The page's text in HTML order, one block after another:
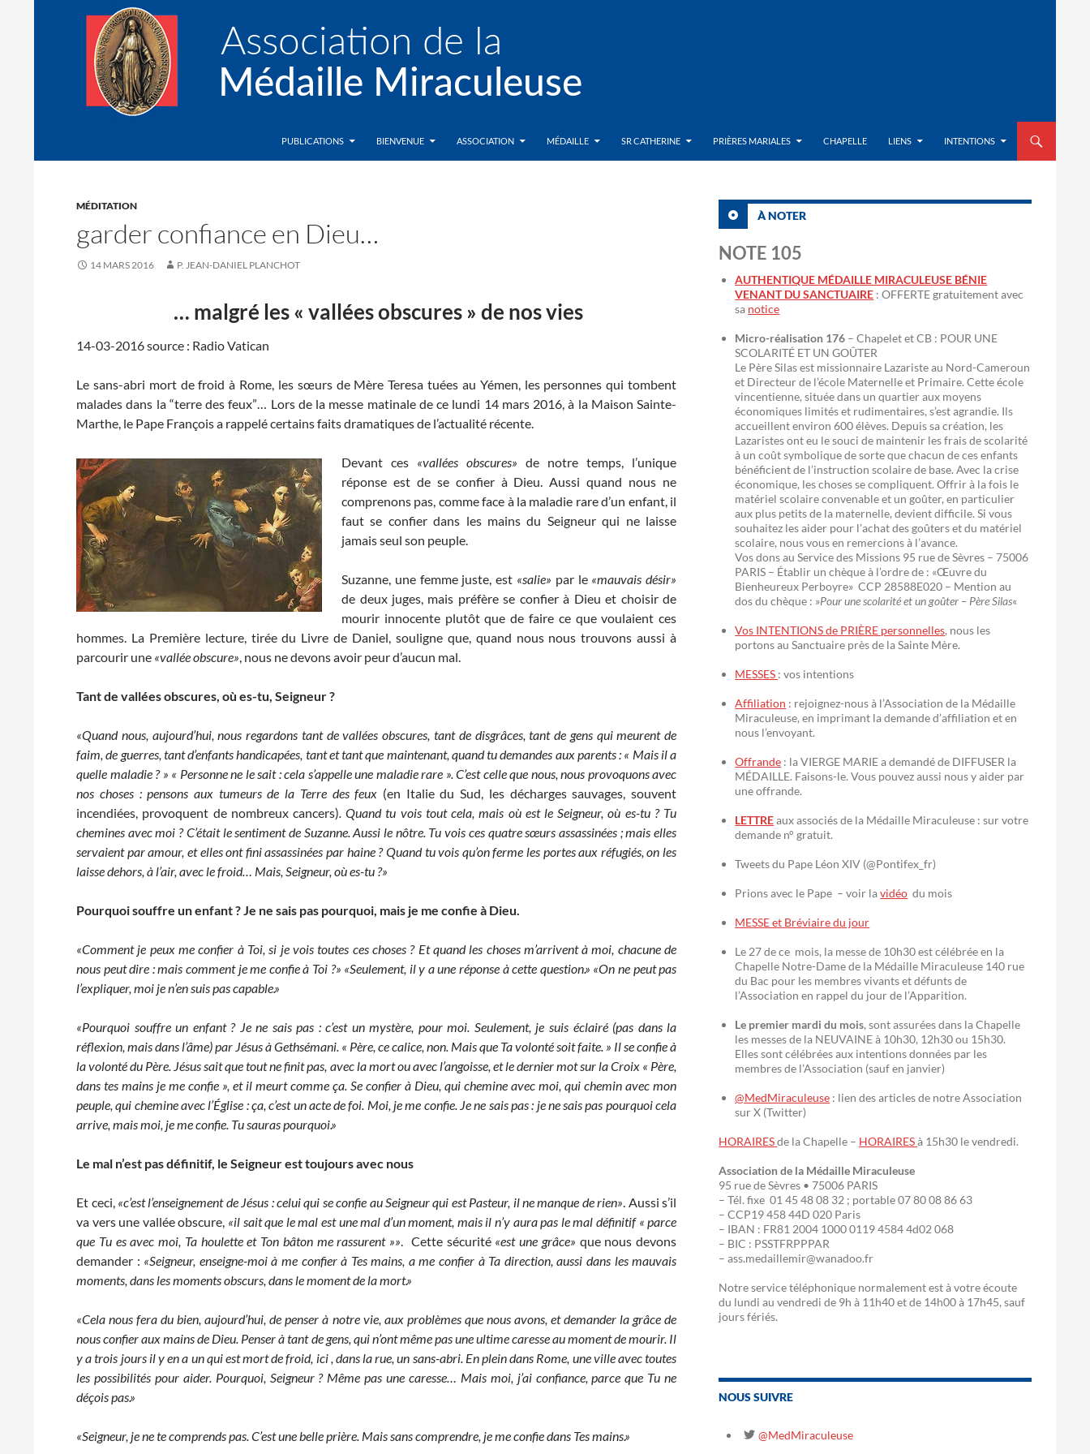
Association de la Médaille MiraculeusePUBLICATIONS
BIENVENUE ASSOCIATION MÉDAILLE SR CATHERINE PRIÈRES MARIALES CHAPELLE LIENS INTENTIONS
MÉDITATION
garder confiance en Dieu…
14 MARS 2016 P. JEAN-DANIEL PLANCHOT
… malgré les « vallées obscures » de nos vies
14-03-2016 source : Radio Vatican
Le sans-abri mort de froid à Rome, les sœurs de Mère Teresa tuées au Yémen, les personnes qui tombent
malades dans la “terre des feux”… Lors de la messe matinale de ce lundi 14 mars 2016, à la Maison Sainte-
Marthe, le Pape François a rappelé certains faits dramatiques de l’actualité récente.
Devant ces «vallées obscures»de notre temps, l’unique
réponse est de se confier à Dieu. Aussi quand nous ne
comprenons pas, comme face à la maladie rare d’un enfant, il
faut se confier dans les mains du Seigneur qui ne laisse
jamais seul son peuple.
Suzanne, une femme juste, est «salie» par le «mauvais désir»
de deux juges, mais préfère se confier à Dieu et choisir de
mourir innocente plutôt que de faire ce que voulaient ces
hommes. La Première lecture, tirée du Livre de Daniel, souligne que, quand nous nous trouvons aussi à
parcourir une «vallée obscure», nous ne devons avoir peur d’aucun mal.
Tant de vallées obscures, où es-tu, Seigneur ?
«Quand nous, aujourd’hui, nous regardons tant de vallées obscures, tant de disgrâces, tant de gens qui meurent de
faim, de guerres, tant d’enfants handicapées, tant et tant que maintenant, quand tu demandes aux parents : « Mais il a
quelle maladie ? » « Personne ne le sait : cela s’appelle une maladie rare ». C’est celle que nous, nous provoquons avec
nos choses : pensons aux tumeurs de la Terre des feux (en Italie du Sud, les décharges sauvages, souvent
incendiées, provoquent de nombreux cancers). Quand tu vois tout cela, mais où est le Seigneur, où es-tu ? Tu
chemines avec moi ? C’était le sentiment de Suzanne. Aussi le nôtre. Tu vois ces quatre sœurs assassinées ; mais elles
servaient par amour, et elles ont fini assassinées par haine ? Quand tu vois qu’on ferme les portes aux réfugiés, on les
laisse dehors, à l’air, avec le froid… Mais, Seigneur, où es-tu ?»
Pourquoi souffre un enfant ? Je ne sais pas pourquoi, mais je me confie à Dieu.
«Comment je peux me confier à Toi, si je vois toutes ces choses ? Et quand les choses m’arrivent à moi, chacune de
nous peut dire : mais comment je me confie à Toi ?» «Seulement, il y a une réponse à cette question.» «On ne peut pas
l’expliquer, moi je n’en suis pas capable.»
«Pourquoi souffre un enfant ? Je ne sais pas : c’est un mystère, pour moi. Seulement, je suis éclairé (pas dans la
réflexion, mais dans l’âme) par Jésus à Gethsémani. « Père, ce calice, non. Mais que Ta volonté soit faite. » Il se confie à
la volonté du Père. Jésus sait que tout ne finit pas, avec la mort ou avec l’angoisse, et le dernier mot sur la Croix « Père,
dans tes mains je me confie », et il meurt comme ça. Se confier à Dieu, qui chemine avec moi, qui chemin avec mon
peuple, qui chemine avec l’Église : ça, c’est un acte de foi. Moi, je me confie. Je ne sais pas : je ne sais pas pourquoi cela
arrive, mais moi, je me confie. Tu sauras pourquoi.»
Le mal n’est pas définitif, le Seigneur est toujours avec nous
Et ceci, «c’est l’enseignement de Jésus : celui qui se confie au Seigneur qui est Pasteur, il ne manque de rien». Aussi s’il
va vers une vallée obscure, «il sait que le mal est une mal d’un moment, mais il n’y aura pas le mal définitif « parce
que Tu es avec moi, Ta houlette et Ton bâton me rassurent »». Cette sécurité «est une grâce» que nous devons
demander : «Seigneur, enseigne-moi à me confier à Tes mains, a me confier à Ta direction, aussi dans les mauvais
moments, dans les moments obscurs, dans le moment de la mort.»
«Cela nous fera du bien, aujourd’hui, de penser à notre vie, aux problèmes que nous avons, et demander la grâce de
nous confier aux mains de Dieu. Penser à tant de gens, qui n’ont même pas une ultime caresse au moment de mourir. Il
y a trois jours il y en a un qui est mort de froid, ici , dans la rue, un sans-abri. En plein dans Rome, une ville avec toutes
les possibilités pour aider. Pourquoi, Seigneur ? Même pas une caresse… Mais moi, j’ai confiance, parce que Tu ne
déçois pas.»
«Seigneur, je ne te comprends pas. C’est une belle prière. Mais sans comprendre, je me confie dans Tes mains.»
À NOTER
NOTE 105
AUTHENTIQUE MÉDAILLE MIRACULEUSE BÉNIE
VENANT DU SANCTUAIRE : OFFERTE gratuitement avec
sa notice
Micro-réalisation 176 – Chapelet et CB : POUR UNE
SCOLARITÉ ET UN GOÛTER
Le Père Silas est missionnaire Lazariste au Nord-Cameroun
et Directeur de l’école Maternelle et Primaire. Cette école
vincentienne, située dans un quartier aux moyens
économiques limités et rudimentaires, s’est agrandie. Ils
accueillent environ 600 élèves. Depuis sa création, les
Lazaristes ont eu le souci de maintenir les frais de scolarité
à un coût symbolique de sorte que chacun de ces enfants
bénéficient de l’instruction scolaire de base. Avec la crise
économique, les choses se compliquent. Offrir à la fois le
matériel scolaire convenable et un goûter, en particulier
aux plus petits de la maternelle, devient difficile. Si vous
souhaitez les aider pour l’achat des goûters et du matériel
scolaire, nous vous en remercions à l’avance.
Vos dons au Service des Missions 95 rue de Sèvres – 75006
PARIS – Établir un chèque à l’ordre de : «Œuvre du
Bienheureux Perboyre» CCP 28588E020 – Mention au
dos du chèque : »Pour une scolarité et un goûter – Père Silas«
Vos INTENTIONS de PRIÈRE personnelles, nous les
portons au Sanctuaire près de la Sainte Mère.
MESSES : vos intentions
Affiliation : rejoignez-nous à l’Association de la Médaille
Miraculeuse, en imprimant la demande d’affiliation et en
nous l’envoyant.
Offrande : la VIERGE MARIE a demandé de DIFFUSER la
MÉDAILLE. Faisons-le. Vous pouvez aussi nous y aider par
une offrande.
LETTREaux associés de la Médaille Miraculeuse : sur votre
demande n° gratuit.
Tweets du Pape Léon XIV (@Pontifex_fr)
Prions avec le Pape – voir lavidéo du mois
MESSE et Bréviaire du jour
Le 27 de ce mois, la messe de 10h30 est célébrée en la
Chapelle Notre-Dame de la Médaille Miraculeuse 140 rue
du Bac pour les membres vivants et défunts de
l’Association en rappel du jour de l’Apparition.
Le premier mardi du mois, sont assurées dans la Chapelle
les messes de la NEUVAINE à 10h30, 12h30 ou 15h30.
Elles sont célébrées aux intentions données par les
membres de l’Association (sauf en janvier)
@MedMiraculeuse : lien des articles de notre Association
sur X (Twitter)
HORAIRESde la Chapelle – HORAIRESà 15h30 le vendredi.
Association de la Médaille Miraculeuse
95 rue de Sèvres • 75006 PARIS
– Tél. fixe 01 45 48 08 32 ; portable 07 80 08 86 63
– CCP19 458 44D 020 Paris
– IBAN : FR81 2004 1000 0119 4584 4d02 068
– BIC : PSSTFRPPPAR
– ass.medaillemir@wanadoo.fr
Notre service téléphonique normalement est à votre écoute
du lundi au vendredi de 9h à 11h40 et de 14h00 à 17h45, sauf
jours fériés.
NOUS SUIVRE
@MedMiraculeuse